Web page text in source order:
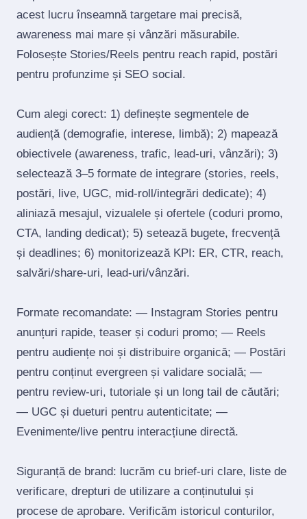
acest lucru înseamnă targetare mai precisă,
awareness mai mare și vânzări măsurabile.
Folosește Stories/Reels pentru reach rapid, postări
pentru profunzime și SEO social.
Cum alegi corect: 1) definește segmentele de
audiență (demografie, interese, limbă); 2) mapează
obiectivele (awareness, trafic, lead‑uri, vânzări); 3)
selectează 3–5 formate de integrare (stories, reels,
postări, live, UGC, mid‑roll/integrări dedicate); 4)
aliniază mesajul, vizualele și ofertele (coduri promo,
CTA, landing dedicat); 5) setează bugete, frecvență
și deadlines; 6) monitorizează KPI: ER, CTR, reach,
salvări/share‑uri, lead‑uri/vânzări.
Formate recomandate: — Instagram Stories pentru
anunțuri rapide, teaser și coduri promo; — Reels
pentru audiențe noi și distribuire organică; — Postări
pentru conținut evergreen și validare socială; —
pentru review‑uri, tutoriale și un long tail de căutări;
— UGC și dueturi pentru autenticitate; —
Evenimente/live pentru interacțiune directă.
Siguranță de brand: lucrăm cu brief‑uri clare, liste de
verificare, drepturi de utilizare a conținutului și
procese de aprobare. Verificăm istoricul conturilor,